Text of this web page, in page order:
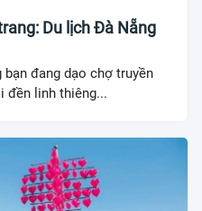
Du lịch Đà Nẵng
bạn đang dạo chợ truyền
đền linh thiêng...